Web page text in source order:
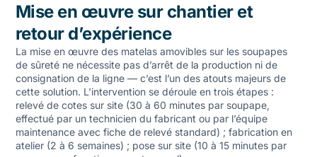
Mise en œuvre sur chantier et
retour d’expérience
La mise en œuvre des matelas amovibles sur les soupapes
de sûreté ne nécessite pas d’arrêt de la production ni de
consignation de la ligne — c’est l’un des atouts majeurs de
cette solution. L’intervention se déroule en trois étapes :
relevé de cotes sur site (30 à 60 minutes par soupape,
effectué par un technicien du fabricant ou par l’équipe
maintenance avec fiche de relevé standard) ; fabrication en
atelier (2 à 6 semaines) ; pose sur site (10 à 15 minutes par